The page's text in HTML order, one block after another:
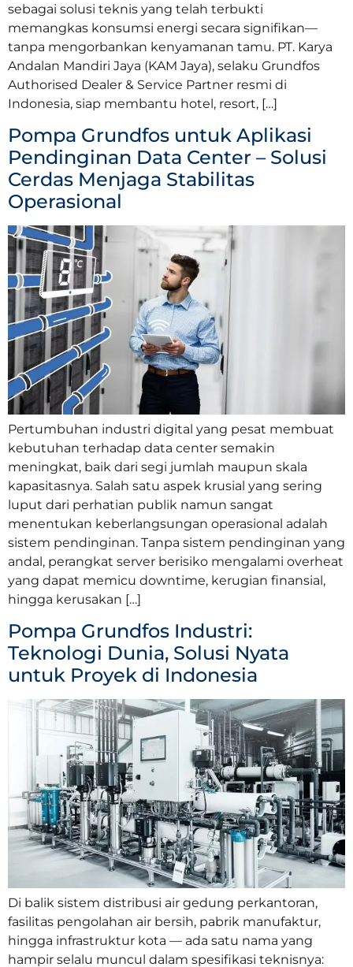
sebagai solusi teknis yang telah terbukti
memangkas konsumsi energi secara signifikan—
tanpa mengorbankan kenyamanan tamu. PT. Karya
Andalan Mandiri Jaya (KAM Jaya), selaku Grundfos
Authorised Dealer & Service Partner resmi di
Indonesia, siap membantu hotel, resort, […]
Pompa Grundfos untuk Aplikasi
Pendinginan Data Center – Solusi
Cerdas Menjaga Stabilitas
Operasional
Pertumbuhan industri digital yang pesat membuat
kebutuhan terhadap data center semakin
meningkat, baik dari segi jumlah maupun skala
kapasitasnya. Salah satu aspek krusial yang sering
luput dari perhatian publik namun sangat
menentukan keberlangsungan operasional adalah
sistem pendinginan. Tanpa sistem pendinginan yang
andal, perangkat server berisiko mengalami overheat
yang dapat memicu downtime, kerugian finansial,
hingga kerusakan […]
Pompa Grundfos Industri:
Teknologi Dunia, Solusi Nyata
untuk Proyek di Indonesia
Di balik sistem distribusi air gedung perkantoran,
fasilitas pengolahan air bersih, pabrik manufaktur,
hingga infrastruktur kota — ada satu nama yang
hampir selalu muncul dalam spesifikasi teknisnya: